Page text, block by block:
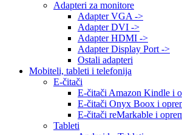
Adapteri za monitore
Adapter VGA ->
Adapter DVI ->
Adapter HDMI ->
Adapter Display Port ->
Ostali adapteri
Mobiteli, tableti i telefonija
E-čitači
E-čitači Amazon Kindle i
E-čitači Onyx Boox i
E-čitači reMarkable i
Tableti